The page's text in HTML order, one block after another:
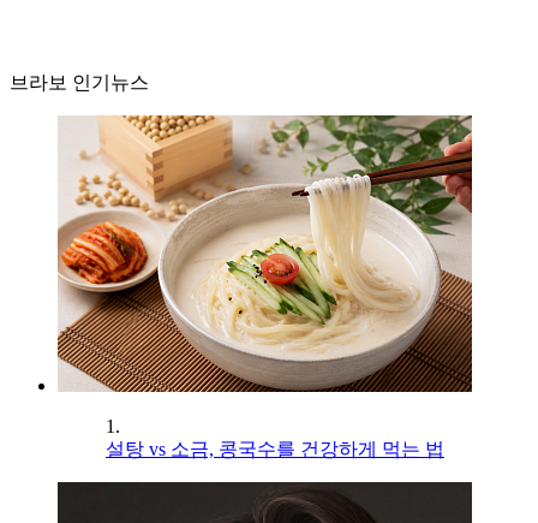
브라보 인기뉴스
1.
설탕 vs 소금, 콩국수를 건강하게 먹는 법